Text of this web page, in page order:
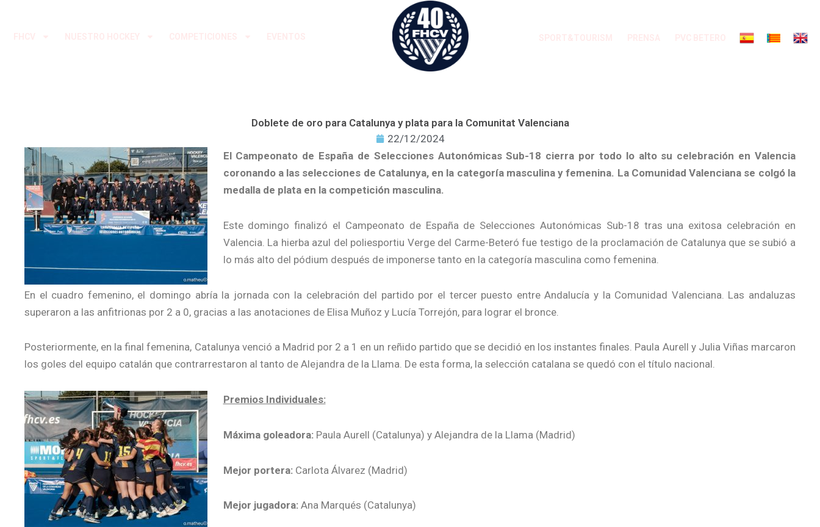
Doblete de oro para Catalunya y plata para la Comunitat Valenciana
22/12/2024
El Campeonato de España de Selecciones Autonómicas Sub-18 cierra por todo lo alto su celebración en Valencia
coronando a las selecciones de Catalunya, en la categoría masculina y femenina. La Comunidad Valenciana se colgó la
medalla de plata en la competición masculina.
Este domingo finalizó el Campeonato de España de Selecciones Autonómicas Sub-18 tras una exitosa celebración en
Valencia. La hierba azul del poliesportiu Verge del Carme-Beteró fue testigo de la proclamación de Catalunya que se subió a
lo más alto del pódium después de imponerse tanto en la categoría masculina como femenina.
En el cuadro femenino, el domingo abría la jornada con la celebración del partido por el tercer puesto entre Andalucía y la Comunidad Valenciana. Las andaluzas
superaron a las anfitrionas por 2 a 0, gracias a las anotaciones de Elisa Muñoz y Lucía Torrejón, para lograr el bronce.
Posteriormente, en la final femenina, Catalunya venció a Madrid por 2 a 1 en un reñido partido que se decidió en los instantes finales. Paula Aurell y Julia Viñas marcaron
los goles del equipo catalán que contrarrestaron al tanto de Alejandra de la Llama. De esta forma, la selección catalana se quedó con el título nacional.
Premios Individuales:
Máxima goleadora:Paula Aurell (Catalunya) y Alejandra de la Llama (Madrid)
Mejor portera:Carlota Álvarez (Madrid)
Mejor jugadora:Ana Marqués (Catalunya)